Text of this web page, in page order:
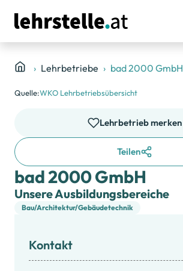
Lehrbetriebe bad 2000 GmbH
Quelle:WKO Lehrbetriebsübersicht
Lehrbetrieb merken
Teilen
bad 2000 GmbH
Unsere Ausbildungsbereiche
Bau/Architektur/Gebäudetechnik
Kontakt